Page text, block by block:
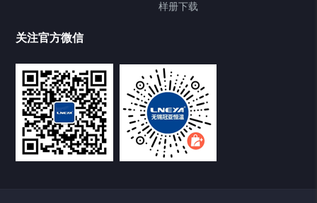
Chamber试验箱
TCU温度控制单元
VOCs冷凝回收装置
样册下载
关注官方微信